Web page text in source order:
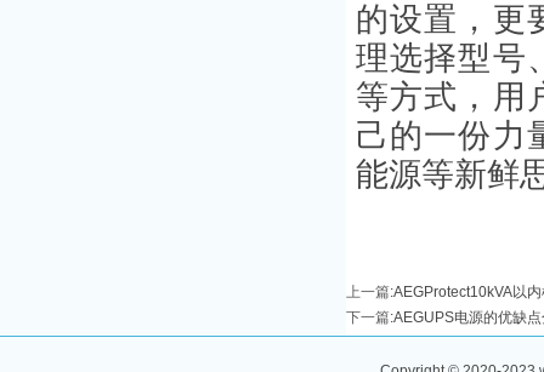
的设置，更
理选择型号
等方式，用
己的一份力
能源等新鲜
上一篇:AEGProtect10kVA以
下一篇:AEGUPS电源的优缺